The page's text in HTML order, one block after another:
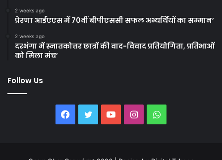
2 weeks ago
प्रेरणा आईएएस में 70वीं बीपीएससी सफल अभ्यर्थियों का सम्मान’
2 weeks ago
दरभंगा में स्नातकोत्तर छात्रों की वाद-विवाद प्रतियोगिता, प्रतिभाओं
को मिला मंच’
Follow Us
Facebook
TwitterYouTubeInstagramWhatsApp